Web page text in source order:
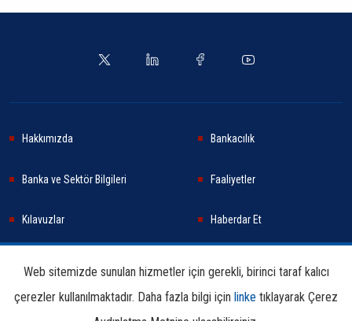
Hakkımızda Bankacılık
Banka ve Sektör Bilgileri Faaliyetler
Kılavuzlar Haberdar Et
Araştırma ve Yayınlar İletişim Bilgileri
Web sitemizde sunulan hizmetler için gerekli, birinci taraf kalıcı
çerezler kullanılmaktadır. Daha fazla bilgi için linke tıklayarak Çerez